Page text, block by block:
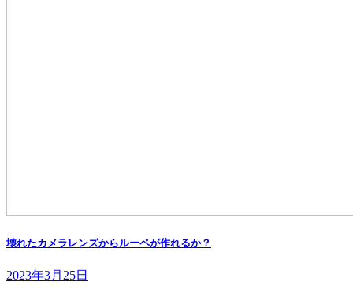
壊れたカメラレンズからルーペが作れるか？
2023年3月25日